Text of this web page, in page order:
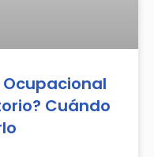
Ocupacional
Cuándo